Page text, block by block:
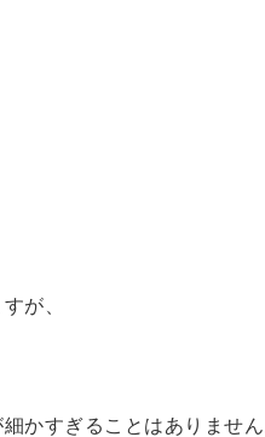
が、
かすぎることはありません